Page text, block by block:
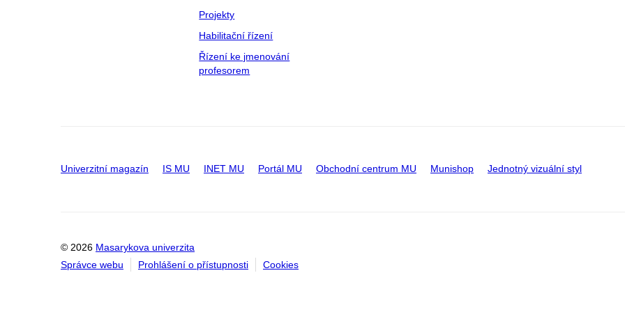
Projekty
Habilitační řízení
Řízení ke jmenování
profesorem
Univerzitní magazín IS MU INET MU Portál MU Obchodní centrum MU Munishop Jednotný vizuální styl
© 2026 Masarykova univerzita
Správce webu
Prohlášení o přístupnosti Cookies